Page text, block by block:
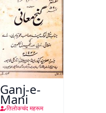
Ganj-e-
Mani
तिलोकचंद महरूम